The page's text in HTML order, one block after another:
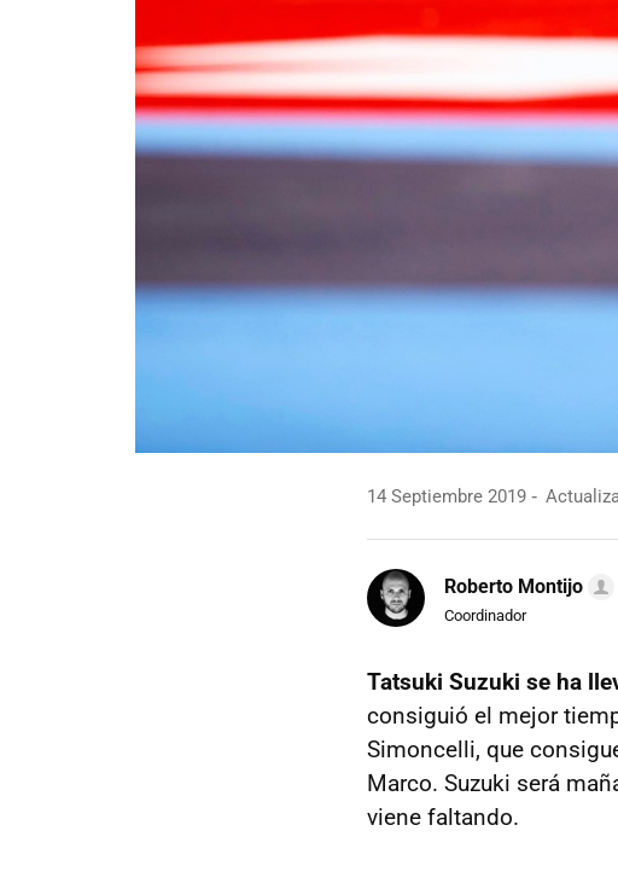
14 Septiembre 2019
Roberto Montijo
Coordinador
Tatsuki Suzuki se ha
consiguió el mejor
Simoncelli, que
Marco. Suzuki será
viene faltando.